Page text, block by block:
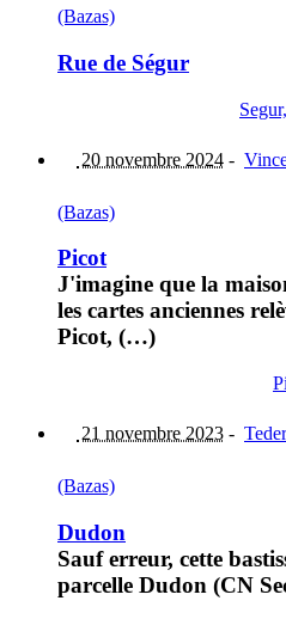
(Bazas)
Rue de Ségur
20 novembre 2024 -
(Bazas)
Picot
J'imagine que la
les cartes anciennes
Picot, (…)
21 novembre 2023 -
(Bazas)
Dudon
Sauf erreur, cette
parcelle Dudon (CN